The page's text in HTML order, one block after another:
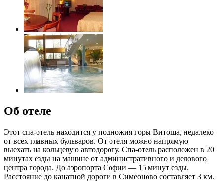
Об отеле
Этот спа-отель находится у подножия горы Витоша, недалеко
от всех главных бульваров. От отеля можно напрямую
выехать на кольцевую автодорогу. Спа-отель расположен в 20
минутах езды на машине от административного и делового
центра города. До аэропорта Софии — 15 минут езды.
Расстояние до канатной дороги в Симеоново составляет 3 км.